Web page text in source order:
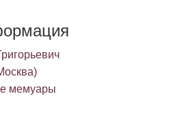
мемуары